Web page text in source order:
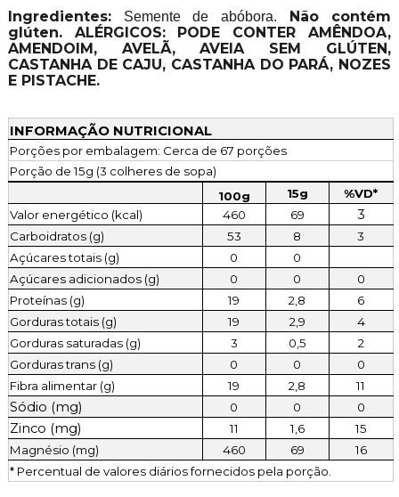
Ingredientes: Semente de abóbora. Não contém
glúten. ALÉRGICOS: PODE CONTER AMÊNDOA,
AMENDOIM, AVELÃ, AVEIA SEM GLÚTEN,
CASTANHA DE CAJU, CASTANHA DO PARÁ, NOZES
E PISTACHE.
INFORMAÇÃO NUTRICIONAL
Porções por embalagem: Cerca de 67 porções
Porção de 15g (3 colheres de sopa)
100g
15g
%VD*
Valor energético (kcal)
460 69 3
Carboidratos (g) 53 8
3
Açúcares totais (g)
0
0
Açúcares adicionados (g)
0 0
0
Proteínas (g)
19 2,8
6
Gorduras totais (g)
19 2,9
4
Gorduras saturadas (g)
3 0,5
2
Gorduras trans (g)
0 0
0
Fibra alimentar (g)
19 2,8 11
Sódio (mg) 0 0 0
Zinco (mg) 11 1,6
15
Magnésio (mg)
460 69
16
* Percentual de valores diários fornecidos pela porção.